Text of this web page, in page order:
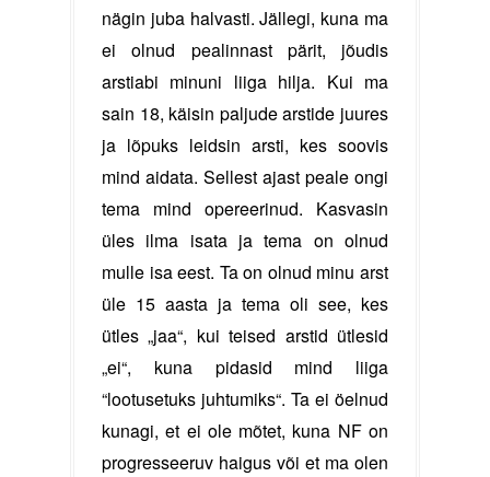
nägin juba halvasti. Jällegi, kuna ma
ei olnud pealinnast pärit, jõudis
arstiabi minuni liiga hilja. Kui ma
sain 18, käisin paljude arstide juures
ja lõpuks leidsin arsti, kes soovis
mind aidata. Sellest ajast peale ongi
tema mind opereerinud. Kasvasin
üles ilma isata ja tema on olnud
mulle isa eest. Ta on olnud minu arst
üle 15 aasta ja tema oli see, kes
ütles „jaa“, kui teised arstid ütlesid
„ei“, kuna pidasid mind liiga
“lootusetuks juhtumiks“. Ta ei öelnud
kunagi, et ei ole mõtet, kuna NF on
progresseeruv haigus või et ma olen